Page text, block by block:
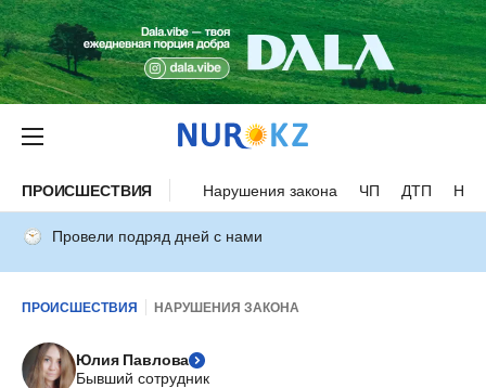
ПРОИСШЕСТВИЯ Нарушения закона ЧП ДТП
Провели подряд дней с нами
ПРОИСШЕСТВИЯ НАРУШЕНИЯ ЗАКОНА
Юлия Павлова
Бывший сотрудник